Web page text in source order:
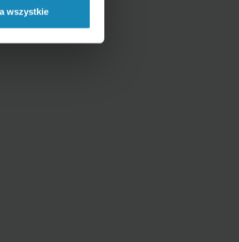
wszystkie